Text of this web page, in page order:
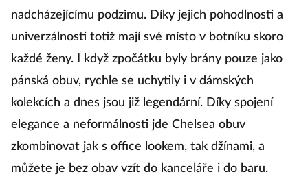
nadcházejícímu podzimu. Díky jejich pohodlnosti a
univerzálnosti totiž mají své místo v botníku skoro
každé ženy. I když zpočátku byly brány pouze jako
pánská obuv, rychle se uchytily i v dámských
kolekcích a dnes jsou již legendární. Díky spojení
elegance a neformálnosti jde Chelsea obuv
zkombinovat jak s office lookem, tak džínami, a
můžete je bez obav vzít do kanceláře i do baru.